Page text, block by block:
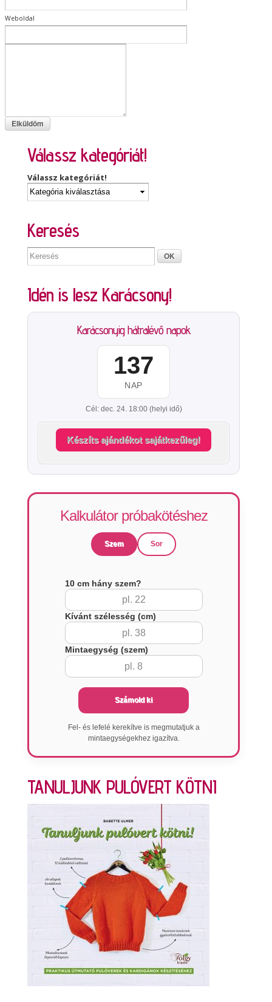
Weboldal
Válassz kategóriát!
Válassz kategóriát!
Keresés
Idén is lesz Karácsony!
Karácsonyig hátralévő napok
137
NAP
Cél: dec. 24. 18:00 (helyi idő)
Készíts ajándékot sajátkezűleg!
Kalkulátor próbakötéshez
Szem Sor
10 cm hány szem?
Kívánt szélesség (cm)
Mintaegység (szem)
Számold ki
Fel- és lefelé kerekítve is megmutatjuk a
mintaegységekhez igazítva.
TANULJUNK PULÓVERT KÖTNI